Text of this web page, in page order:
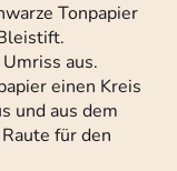
Tonpapier
aus.
einen Kreis
und aus dem
für den